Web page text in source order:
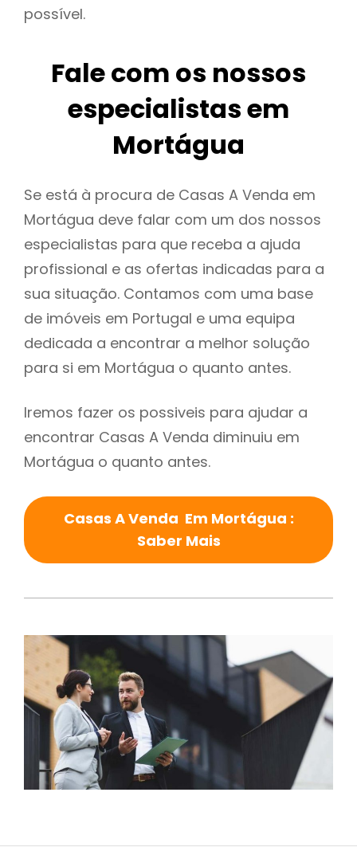
possível.
Fale com os nossos
especialistas em
Mortágua
Se está à procura de Casas A Venda em
Mortágua deve falar com um dos nossos
especialistas para que receba a ajuda
profissional e as ofertas indicadas para a
sua situação. Contamos com uma base
de imóveis em Portugal e uma equipa
dedicada a encontrar a melhor solução
para si em Mortágua o quanto antes.
Iremos fazer os possiveis para ajudar a
encontrar Casas A Venda diminuiu em
Mortágua o quanto antes.
Casas A Venda Em Mortágua :
Saber Mais